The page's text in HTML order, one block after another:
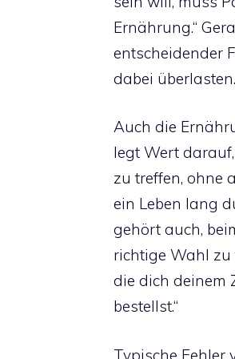
Ernährung.“
entscheidender
dabei überlasten.
Auch die
legt Wert
zu treffen, ohne
ein Leben lang
gehört auch,
richtige Wahl zu
die dich deinem
bestellst.“
Typische Fehler